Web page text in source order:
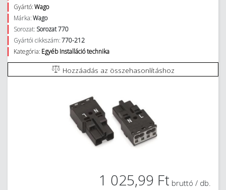
Gyártó:Wago
Márka:Wago
Sorozat: Sorozat 770
Gyártói cikkszám:770-212
Kategória: Egyéb Installáció technika
Hozzáadás az összehasonlításhoz
1 025,99 Ft bruttó / db.